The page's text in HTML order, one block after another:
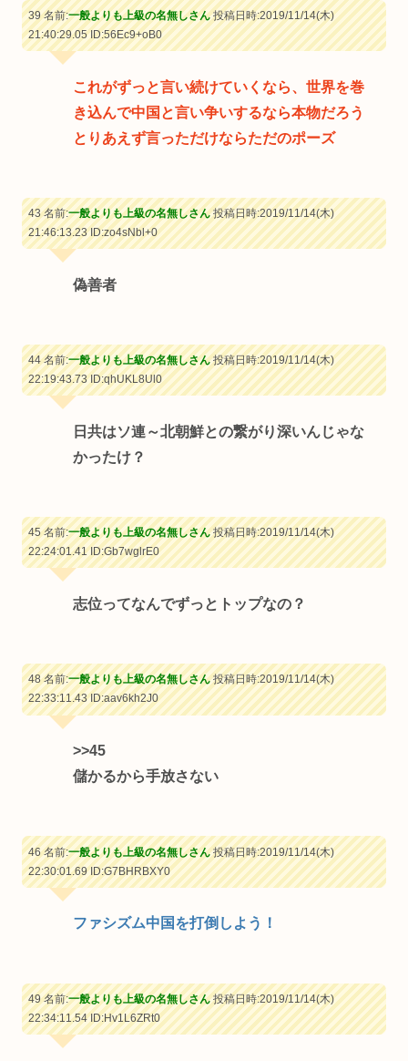
39 名前:一般よりも上級の名無しさん投稿日時:2019/11/14(木)
21:40:29.05ID:56Ec9+oB0
これがずっと言い続けていくなら、世界を巻
き込んで中国と言い争いするなら本物だろう
とりあえず言っただけならただのポーズ
43 名前:一般よりも上級の名無しさん投稿日時:2019/11/14(木)
21:46:13.23ID:zo4sNbl+0
偽善者
44 名前:一般よりも上級の名無しさん投稿日時:2019/11/14(木)
22:19:43.73ID:qhUKL8Ul0
日共はソ連～北朝鮮との繋がり深いんじゃな
かったけ？
45 名前:一般よりも上級の名無しさん投稿日時:2019/11/14(木)
22:24:01.41ID:Gb7wglrE0
志位ってなんでずっとトップなの？
48 名前:一般よりも上級の名無しさん投稿日時:2019/11/14(木)
22:33:11.43ID:aav6kh2J0
>>45
儲かるから手放さない
46 名前:一般よりも上級の名無しさん投稿日時:2019/11/14(木)
22:30:01.69ID:G7BHRBXY0
ファシズム中国を打倒しよう！
49 名前:一般よりも上級の名無しさん投稿日時:2019/11/14(木)
22:34:11.54ID:Hv1L6ZRt0